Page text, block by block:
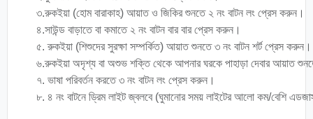
৩.রুকইয়া (হোম বারাকাহ) আয়াত ও জিকির শুনতে ২ নং বাটন লং প্রেস করুন।
৪.সাউন্ড বাড়াতে বা কমাতে ২ নং বাটন বার বার প্রেস করুন।
৫. রুকইয়া (শিশুদের সুরক্ষা সম্পর্কিত) আয়াত শুনতে ৩ নং বাটন শর্ট প্রেস করুন।
৬.রুকইয়া অদৃশ্য বা অশুভ শক্তি থেকে আপনার ঘরকে পাহাড়া দেবার আয়াত
৭. ভাষা পরিবর্তন করতে ৩ নং বাটন লং প্রেস করুন।
৮. ৪ নং বাটনে ড্রিম লাইট জ্বলবে (ঘুমানোর সময় লাইটের আলো কম/বেশি